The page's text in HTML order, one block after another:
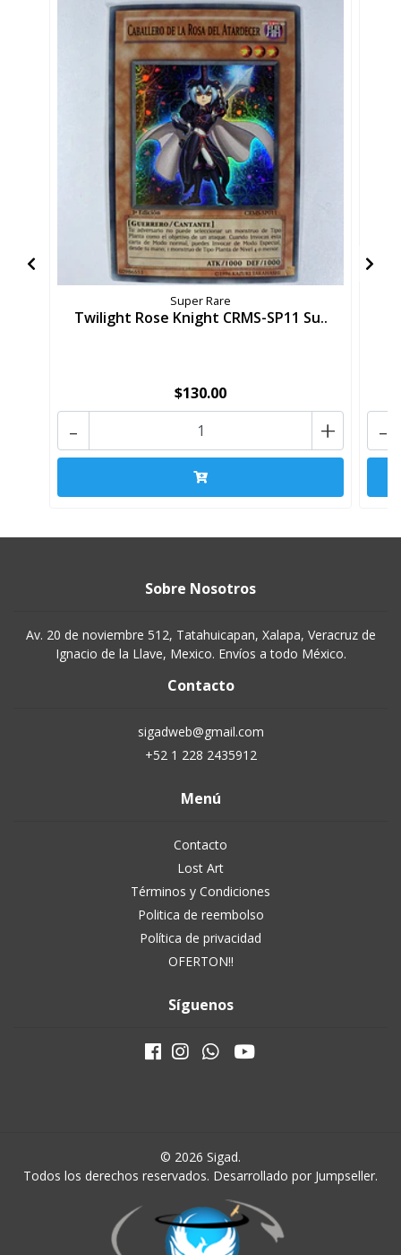
Super Rare
Twilight Rose Knight CRMS-SP11 Su..
$130.00
+
- -
Sobre Nosotros
Av. 20 de noviembre 512, Tatahuicapan, Xalapa, Veracruz de
Ignacio de la Llave, Mexico. Envíos a todo México.
Contacto
sigadweb@gmail.com
+52 1 228 2435912
Menú
Contacto
Lost Art
Términos y Condiciones
Politica de reembolso
Política de privacidad
OFERTON!!
Síguenos
© 2026 Sigad.
Todos los derechos reservados. Desarrollado por Jumpseller.